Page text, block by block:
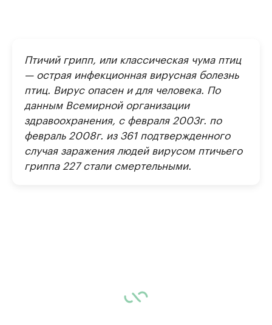
Птичий грипп, или классическая чума птиц
— острая инфекционная вирусная болезнь
птиц. Вирус опасен и для человека. По
данным Всемирной организации
здравоохранения, с февраля 2003г. по
февраль 2008г. из 361 подтвержденного
случая заражения людей вирусом птичьего
гриппа 227 стали смертельными.